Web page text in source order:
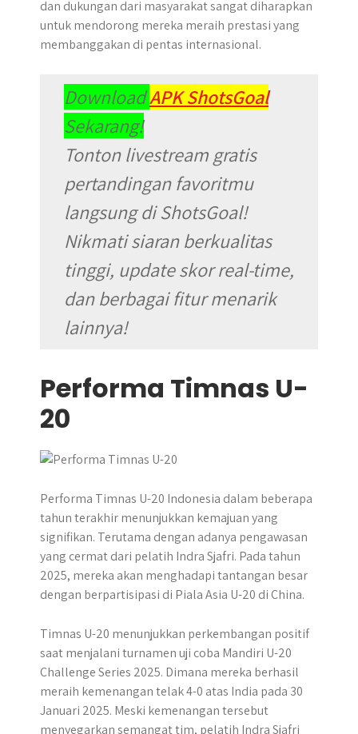
dan dukungan dari masyarakat sangat diharapkan
untuk mendorong mereka meraih prestasi yang
membanggakan di pentas internasional.
DownloadAPK ShotsGoal
Sekarang!
Tonton livestream gratis
pertandingan favoritmu
langsung di ShotsGoal!
Nikmati siaran berkualitas
tinggi, update skor real-time,
dan berbagai fitur menarik
lainnya!
Performa Timnas U-
20
​Performa Timnas U-20 Indonesia dalam beberapa
tahun terakhir menunjukkan kemajuan yang
signifikan. Terutama dengan adanya pengawasan
yang cermat dari pelatih Indra Sjafri. Pada tahun
2025, mereka akan menghadapi tantangan besar
dengan berpartisipasi di Piala Asia U-20 di China.
Timnas U-20 menunjukkan perkembangan positif
saat menjalani turnamen uji coba Mandiri U-20
Challenge Series 2025. Dimana mereka berhasil
meraih kemenangan telak 4-0 atas India pada 30
Januari 2025. Meski kemenangan tersebut
menyegarkan semangat tim, pelatih Indra Sjafri